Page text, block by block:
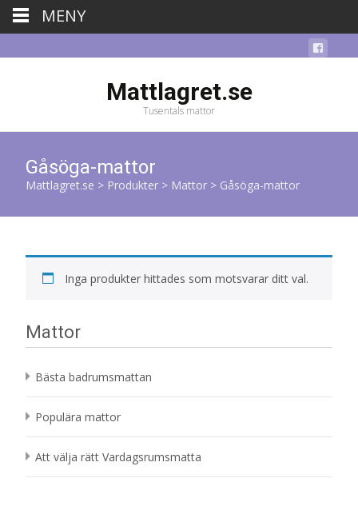
Mattlagret.se
Tusentals mattor
Gåsöga-mattor
Mattlagret.se > Produkter > Mattor > Gåsöga-mattor
Inga produkter hittades som motsvarar ditt val.
Mattor
Bästa badrumsmattan
Populära mattor
Att välja rätt Vardagsrumsmatta
MENY